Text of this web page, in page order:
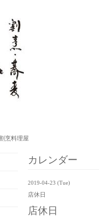
烹料理屋
カレンダー
2019-04-23 (Tue)
店休日
店休日